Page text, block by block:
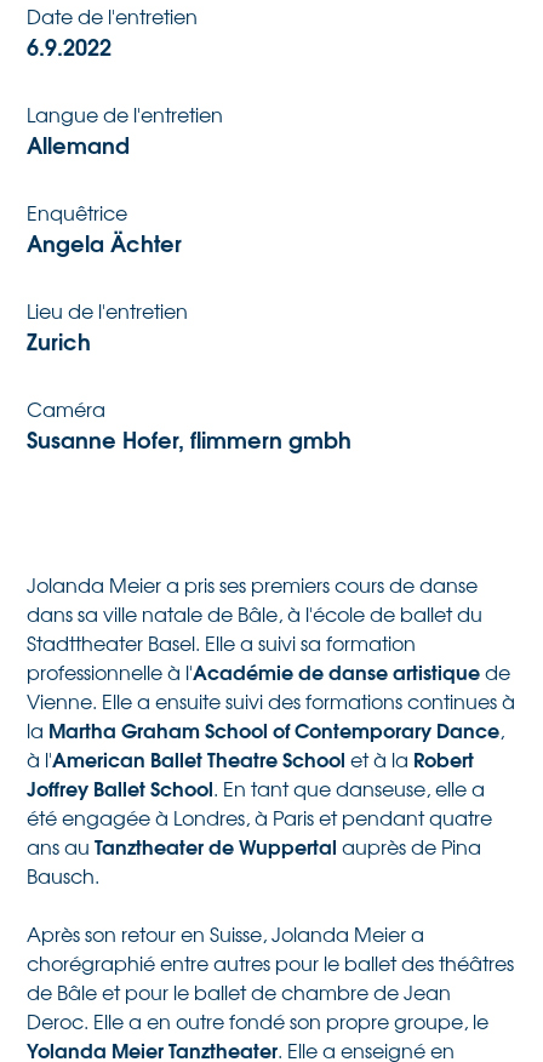
Date de l'entretien
6.9.2022
Langue de l'entretien
Allemand
Enquêtrice
Angela Ächter
Lieu de l'entretien
Zurich
Caméra
Susanne Hofer, flimmern gmbh
Jolanda Meier a pris ses premiers cours de danse
dans sa ville natale de Bâle, à l'école de ballet du
Stadttheater Basel. Elle a suivi sa formation
professionnelle à l'Académie de danse artistiquede
Vienne. Elle a ensuite suivi des formations continues à
la Martha Graham School of Contemporary Dance,
à l'American Ballet Theatre School et à la Robert
Joffrey Ballet School. En tant que danseuse, elle a
été engagée à Londres, à Paris et pendant quatre
ans auTanztheater de Wuppertal auprès de Pina
Bausch.
Après son retour en Suisse, Jolanda Meier a
chorégraphié entre autres pour le ballet des théâtres
de Bâle et pour le ballet de chambre de Jean
Deroc. Elle a en outre fondé son propre groupe, le
Yolanda Meier Tanztheater. Elle a enseigné en